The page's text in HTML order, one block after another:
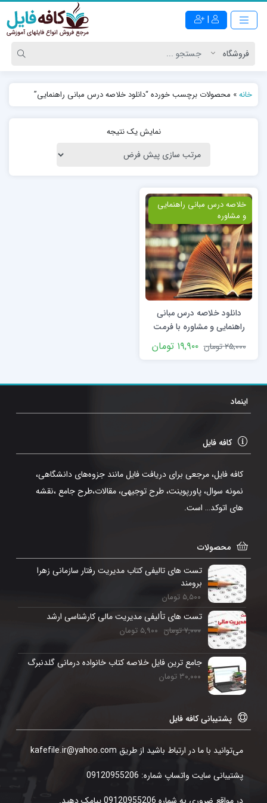
|
خانه» محصولات برچسب خورده “دانلود خلاصه درس مبانی راهنمایی”
نمایش یک نتیجه
ویژه
خلاصه درس مبانی راهنمایی
و مشاوره
دانلود خلاصه درس مبانی
راهنمایی و مشاوره با فرمت
pdf با قابلیت سرچ
۲۵,۰۰۰تومان ۱۹,۹۰۰ تومان
اینماد
کافه فایل
کافه فایل، مرجعی برای دریافت فایل مانند جزوه‌های دانشگاهی،
نمونه سوال، پاورپوینت، طرح توجیهی، مقالات،طرح جامع ،نقشه
های اتوکد… است.
محصولات
تست های تالیفی کتاب مدیریت رفتار سازمانی زهرا
برومند
۵,۵۰۰ تومان
تست های تألیفی مدیریت مالی کارشناسی ارشد
۷,۰۰۰تومان ۵,۹۰۰ تومان
جامع ترین فایل خلاصه کتاب خانواده درمانی گلدنبرگ
۳۰,۰۰۰ تومان
پشتیبانی کافه فایل
می‌توانید با ما در ارتباط باشید از طریق kafefile.ir@yahoo.com
پشتیبانی سایت واتساپ شماره: 09120955206